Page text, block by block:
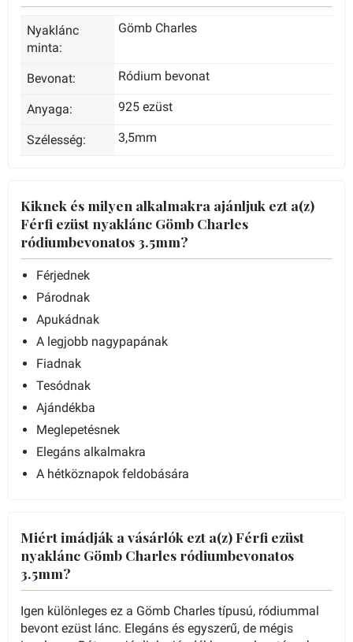
Nyaklánc
minta:
Gömb Charles
Bevonat: Ródium bevonat
Anyaga: 925 ezüst
Szélesség: 3,5mm
Kiknek és milyen alkalmakra ajánljuk ezt a(z)
Férfi ezüst nyaklánc Gömb Charles
ródiumbevonatos 3.5mm?
Férjednek
Párodnak
Apukádnak
A legjobb nagypapának
Fiadnak
Tesódnak
Ajándékba
Meglepetésnek
Elegáns alkalmakra
A hétköznapok feldobására
Miért imádják a vásárlók ezt a(z) Férfi ezüst
nyaklánc Gömb Charles ródiumbevonatos
3.5mm?
Igen különleges ez a Gömb Charles típusú, ródiummal
bevont ezüst lánc. Elegáns és egyszerű, de mégis